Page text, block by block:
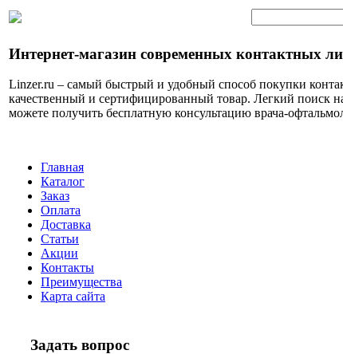
Интернет-магазин современных контактных
Linzer.ru – самый быстрый и удобный способ покупки
качественный и сертифицированный товар. Легкий поиск
можете получить бесплатную консультацию врача-
Главная
Каталог
Заказ
Оплата
Доставка
Статьи
Акции
Контакты
Преимущества
Карта сайта
Задать вопрос